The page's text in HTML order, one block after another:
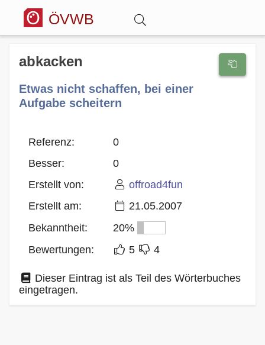
ÖVWB
Anmelden
Wörterbuch
Forum
Blog
abkacken
Etwas nicht schaffen, bei einer
Aufgabe scheitern
Referenz:
0
Besser:
0
Erstellt von:
offroad4fun
Erstellt am:
21.05.2007
Bekanntheit:
20%
Bewertungen:
5 4
Dieser Eintrag ist als Teil des Wörterbuches
eingetragen.